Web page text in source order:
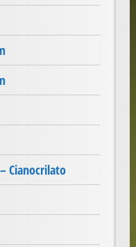
Cianocrilato